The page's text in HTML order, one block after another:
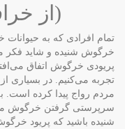
(از
تمام افرادی که به
خرگوش شنیده و شاید فکر
پریودی خرگوش اتفاق
تجربه می‌کنیم. در بسیاری
مردم رواج پیدا کرده است.
سرپرستی گرفتن خرگوش
شنیده باشید که پریود